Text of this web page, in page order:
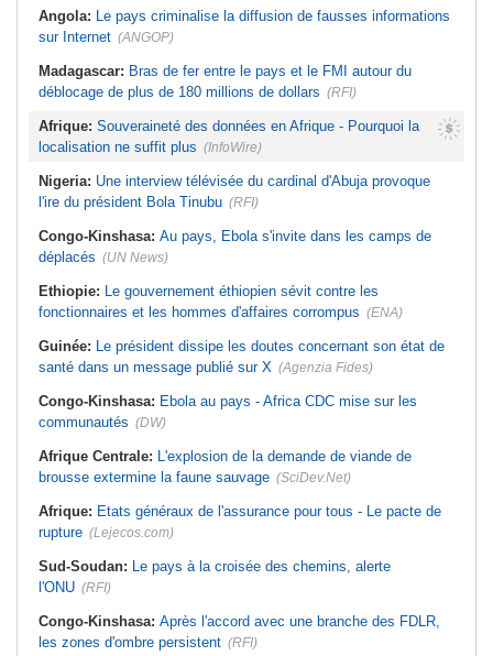
Angola: Le pays criminalise la diffusion de fausses informations
sur Internet (ANGOP)
Madagascar: Bras de fer entre le pays et le FMI autour du
déblocage de plus de 180 millions de dollars (RFI)
Afrique: Souveraineté des données en Afrique - Pourquoi la
localisation ne suffit plus (InfoWire)
Nigeria: Une interview télévisée du cardinal d'Abuja provoque
l'ire du président Bola Tinubu (RFI)
Congo-Kinshasa: Au pays, Ebola s'invite dans les camps de
déplacés (UN News)
Ethiopie: Le gouvernement éthiopien sévit contre les
fonctionnaires et les hommes d'affaires corrompus (ENA)
Guinée: Le président dissipe les doutes concernant son état de
santé dans un message publié sur X (Agenzia Fides)
Congo-Kinshasa: Ebola au pays - Africa CDC mise sur les
communautés (DW)
Afrique Centrale: L'explosion de la demande de viande de
brousse extermine la faune sauvage (SciDev.Net)
Afrique: Etats généraux de l'assurance pour tous - Le pacte de
rupture (Lejecos.com)
Sud-Soudan: Le pays à la croisée des chemins, alerte
l'ONU (RFI)
Congo-Kinshasa: Après l'accord avec une branche des FDLR,
les zones d'ombre persistent (RFI)